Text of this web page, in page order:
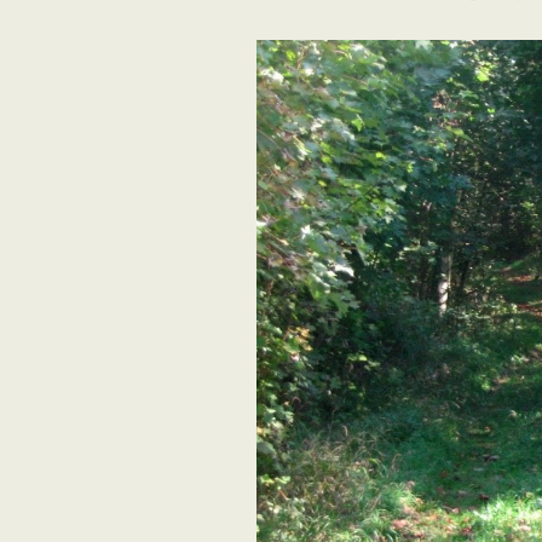
Adhésion
Documents (accès
restreint)
Les Travaux de
Paléo